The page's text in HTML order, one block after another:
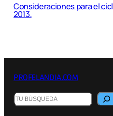
Consideraciones para el
2013.
PROFELANDIA.COM
Buscar